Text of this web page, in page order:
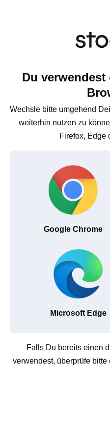
Du verwendest
Wechsle bitte umgehend
weiterhin nutzen zu
Firefox, Edge
Google Chrome
Microsoft Edge
Falls Du bereits einen
verwendest, überprüfe